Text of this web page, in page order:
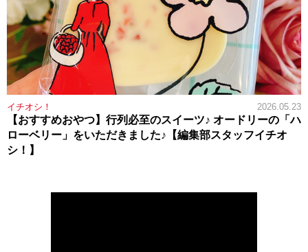
イチオシ！ 2026.05.23
【おすすめおやつ】行列必至のスイーツ♪ オードリーの「ハ
ローベリー」をいただきました♪【編集部スタッフイチオ
シ！】